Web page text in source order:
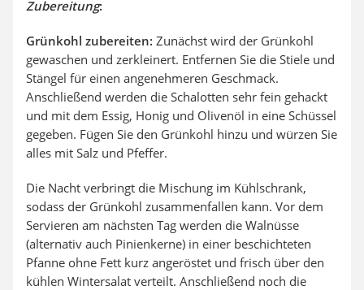
Zubereitung:
Grünkohl zubereiten: Zunächst wird der Grünkohl
gewaschen und zerkleinert. Entfernen Sie die Stiele und
Stängel für einen angenehmeren Geschmack.
Anschließend werden die Schalotten sehr fein gehackt
und mit dem Essig, Honig und Olivenöl in eine Schüssel
gegeben. Fügen Sie den Grünkohl hinzu und würzen Sie
alles mit Salz und Pfeffer.
Die Nacht verbringt die Mischung im Kühlschrank,
sodass der Grünkohl zusammenfallen kann. Vor dem
Servieren am nächsten Tag werden die Walnüsse
(alternativ auch Pinienkerne) in einer beschichteten
Pfanne ohne Fett kurz angeröstet und frisch über den
kühlen Wintersalat verteilt. Anschließend noch die